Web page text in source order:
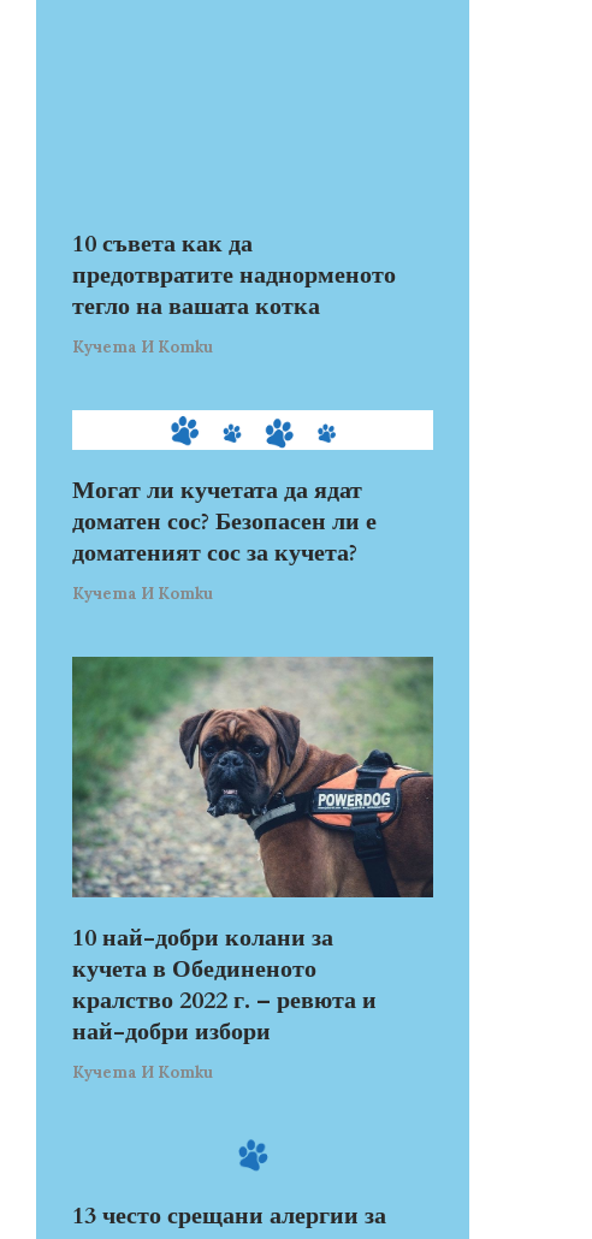
10 съвета как да
предотвратите наднорменото
тегло на вашата котка
Кучета И Котки
Могат ли кучетата да ядат
доматен сос? Безопасен ли е
доматеният сос за кучета?
Кучета И Котки
10 най-добри колани за
кучета в Обединеното
кралство 2022 г. – ревюта и
най-добри избори
Кучета И Котки
13 често срещани алергии за